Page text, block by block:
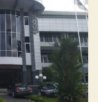
Informasi
Beasiswanya